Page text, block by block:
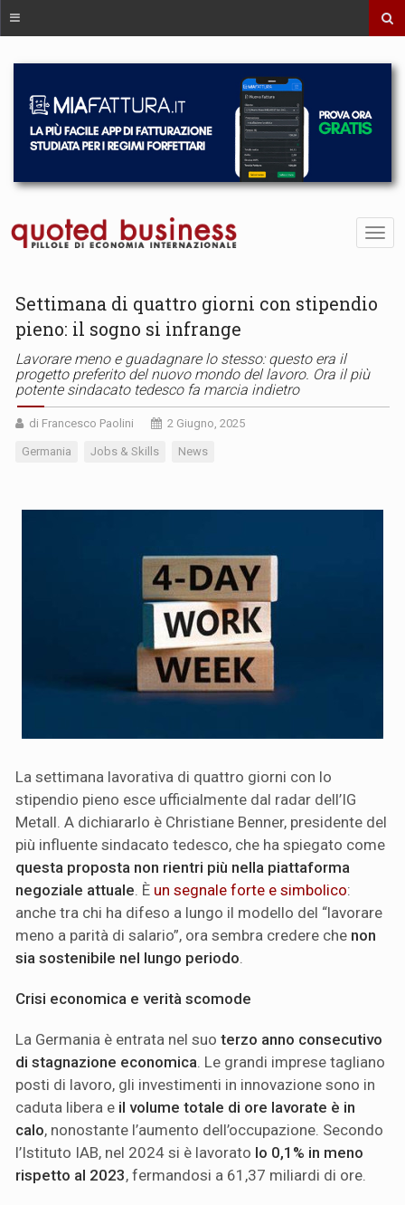
Settimana di quattro giorni con stipendio
pieno: il sogno si infrange
Lavorare meno e guadagnare lo stesso: questo era il
progetto preferito del nuovo mondo del lavoro. Ora il più
potente sindacato tedesco fa marcia indietro
di Francesco Paolini 2 Giugno, 2025
Germania Jobs & Skills News
La settimana lavorativa di quattro giorni con lo
stipendio pieno esce ufficialmente dal radar dell’IG
Metall. A dichiararlo è Christiane Benner, presidente del
più influente sindacato tedesco, che ha spiegato come
questa proposta non rientri più nella piattaforma
negoziale attuale . È un segnale forte e simbolico:
anche tra chi ha difeso a lungo il modello del “lavorare
meno a parità di salario”, ora sembra credere che non
sia sostenibile nel lungo periodo
Crisi economica e verità scomode
La Germania è entrata nel suo terzo anno consecutivo
di stagnazione economica . Le grandi imprese tagliano
posti di lavoro, gli investimenti in innovazione sono in
caduta libera e il volume totale di ore lavorate è in
calo, nonostante l’aumento dell’occupazione. Secondo
l’Istituto IAB, nel 2024 si è lavorato lo 0,1% in meno
rispetto al 2023, fermandosi a 61,37 miliardi di ore.